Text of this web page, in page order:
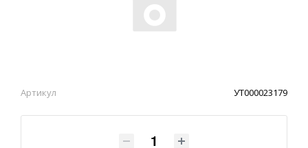
Артикул УТ000023179